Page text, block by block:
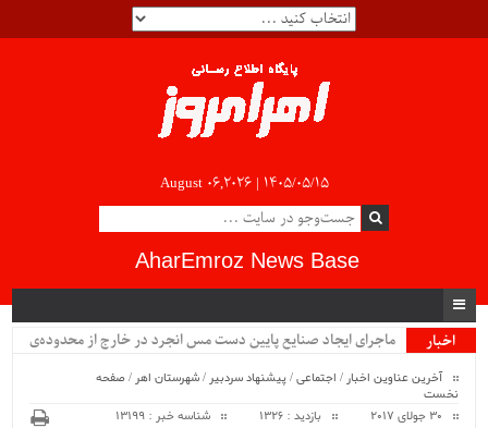
August 06,2026 | ۱۴۰۵/۰۵/۱۵
AharEmroz News Base
اخبار
ماجرای ایجاد صنایع پایین دست مس انجرد در خارج از محدوده‌ی
آخرین عناوین اخبار / اجتماعی/پیشنهاد سردبیر /شهرستان اهر /صفحه
نخست
بازدید : 1326 شناسه خبر : 13199